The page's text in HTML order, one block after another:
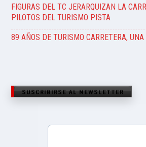
FIGURAS DEL TC JERARQUIZAN LA
PILOTOS DEL TURISMO PISTA
89 AÑOS DE TURISMO CARRETERA,
SUSCRIBIRSE AL NEWSLETTER